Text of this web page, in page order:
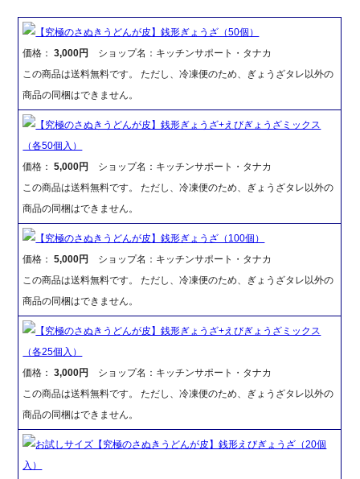
【究極のさぬきうどんが皮】銭形ぎょうざ（50個）
価格：3,000円
ショップ名：キッチンサポート・タナカ
この商品は送料無料です。 ただし、冷凍便のため、ぎょうざタレ以外の
商品の同梱はできません。
【究極のさぬきうどんが皮】銭形ぎょうざ+えびぎょうざミックス
（各50個入）
価格：5,000円
ショップ名：キッチンサポート・タナカ
この商品は送料無料です。 ただし、冷凍便のため、ぎょうざタレ以外の
商品の同梱はできません。
【究極のさぬきうどんが皮】銭形ぎょうざ（100個）
価格：5,000円
ショップ名：キッチンサポート・タナカ
この商品は送料無料です。 ただし、冷凍便のため、ぎょうざタレ以外の
商品の同梱はできません。
【究極のさぬきうどんが皮】銭形ぎょうざ+えびぎょうざミックス
（各25個入）
価格：3,000円
ショップ名：キッチンサポート・タナカ
この商品は送料無料です。 ただし、冷凍便のため、ぎょうざタレ以外の
商品の同梱はできません。
お試しサイズ【究極のさぬきうどんが皮】銭形えびぎょうざ（20個
入）